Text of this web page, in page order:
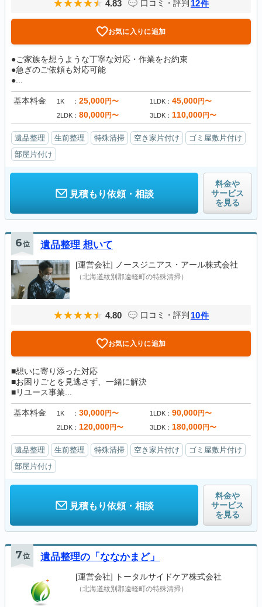
4.83 口コミ・評判 12件
お気に入りに追加
●ご家族を想うような丁寧な対応・作業をお約束
●急ぎのご依頼も対応可能
●...
基本料金 1K 25,000円〜 1LDK 45,000円〜
2LDK 80,000円〜 3LDK 110,000円〜
遺品整理 生前整理 特殊清掃 空き家片付け
ゴミ屋敷片付け
部屋片付け
見積もり依頼・相談
料金や
サービス
を見る
6位 遺品整理 想いて
[運営会社] ノースジニアス・アール株式会社
（北海道紋別郡遠軽町の特殊清掃）
4.80 口コミ・評判 10件
お気に入りに追加
■想いに寄り添った対応
■お困りごとを見逃さず、一緒に解決
■リユース事業...
基本料金 1K 30,000円〜 1LDK 90,000円〜
2LDK 120,000円〜 3LDK 180,000円〜
遺品整理 生前整理 特殊清掃 空き家片付け
ゴミ屋敷片付け
部屋片付け
見積もり依頼・相談
料金や
サービス
を見る
7位 遺品整理の「ななかまど」
[運営会社] トータルサイドケア株式会社
（北海道紋別郡遠軽町の特殊清掃）